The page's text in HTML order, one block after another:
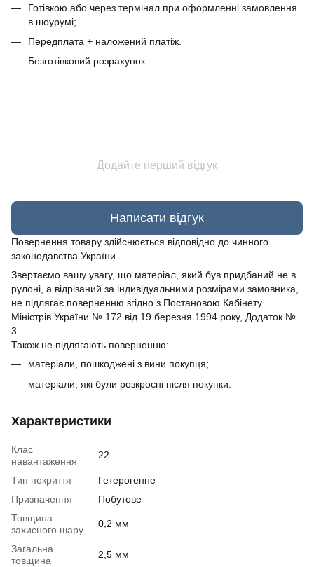
Готівкою або через термінал при оформленні замовлення
в шоурумі;
Передплата + наложений платіж.
Безготівковий розрахунок.
Додайте перший відгук
Написати відгук
Повернення товару здійснюється відповідно до чинного
законодавства України.
Звертаємо вашу увагу, що матеріал, який був придбаний не в
рулоні, а відрізаний за індивідуальними розмірами замовника,
не підлягає поверненню згідно з Постановою Кабінету
Міністрів України № 172 від 19 березня 1994 року, Додаток №
3.
Також не підлягають поверненню:
матеріали, пошкоджені з вини покупця;
матеріали, які були розкроєні після покупки.
Характеристики
Клас
навантаження
22
Тип покриття
Гетерогенне
Призначення
Побутове
Товщина
захисного шару
0,2 мм
Загальна
товщина
2,5 мм